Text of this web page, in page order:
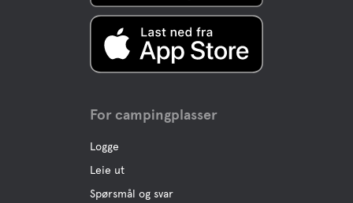
For campingplasser
Logge
Leie ut
Spørsmål og svar